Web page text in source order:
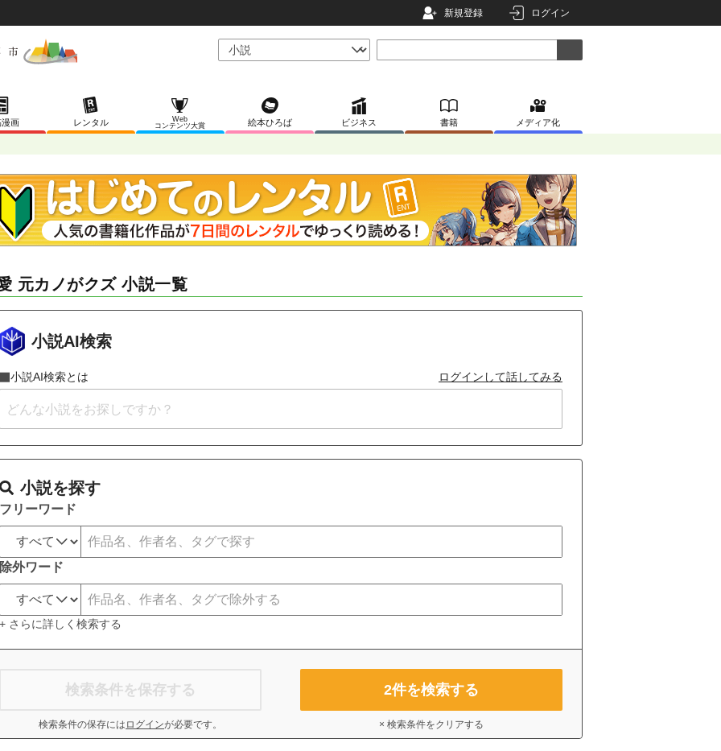
新規登録 ログイン
画 レンタル
Web
コンテンツ大賞
絵本ひろば ビジネス 書籍 メディア化
元カノがクズ 小説一覧
小説AI検索
小説AI検索とは ログインして話してみる
小説を探す
フリーワード
除外ワード
+ さらに詳しく検索する
検索条件を保存する
検索条件の保存には ログインが必要です。
2件を検索する
× 検索条件をクリアする